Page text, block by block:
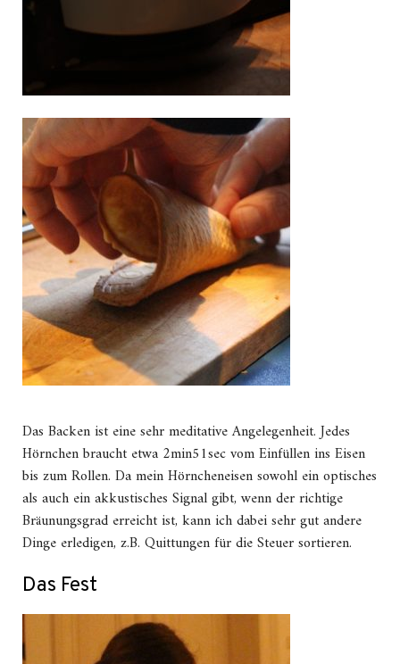
Das Backen ist eine sehr meditative Angelegenheit. Jedes
Hörnchen braucht etwa 2min51sec vom Einfüllen ins Eisen
bis zum Rollen. Da mein Hörncheneisen sowohl ein optisches
als auch ein akkustisches Signal gibt, wenn der richtige
Bräunungsgrad erreicht ist, kann ich dabei sehr gut andere
Dinge erledigen, z.B. Quittungen für die Steuer sortieren.
Das Fest